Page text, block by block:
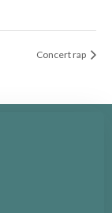
Concert rap